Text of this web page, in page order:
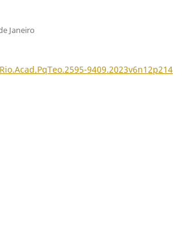
Janeiro
9409.2023v6n12p214